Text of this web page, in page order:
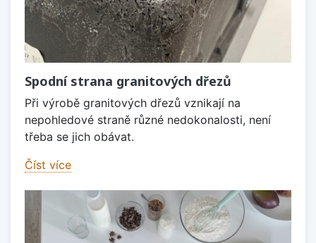
Spodní strana granitových dřezů
Při výrobě granitových dřezů vznikají na
nepohledové straně různé nedokonalosti, není
třeba se jich obávat.
Číst více